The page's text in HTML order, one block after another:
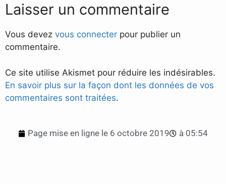
Laisser un commentaire
Vous devez vous connecter pour publier un
commentaire.
Ce site utilise Akismet pour réduire les indésirables.
En savoir plus sur la façon dont les données de vos
commentaires sont traitées.
Page mise en ligne le 6 octobre 2019 à 05:54